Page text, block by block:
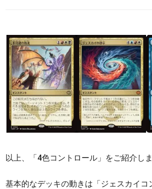
以上、「4色コントロール」をご紹介しま
基本的なデッキの動きは「ジェスカイコ